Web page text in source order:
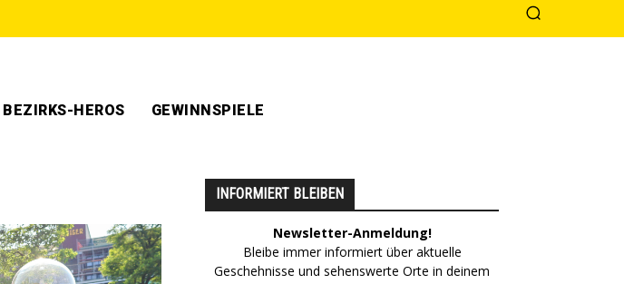
BEZIRKS-HEROS GEWINNSPIELE
INFORMIERT BLEIBEN
Newsletter-Anmeldung!
Bleibe immer informiert über aktuelle
Geschehnisse und sehenswerte Orte in deinem